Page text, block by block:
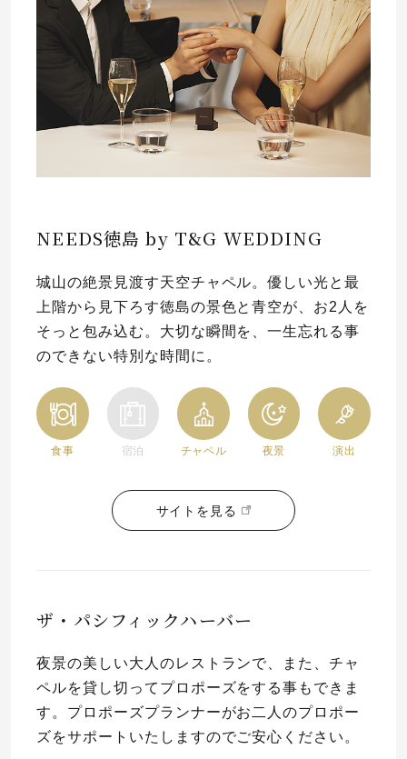
NEEDS徳島 by T&G WEDDING
城山の絶景見渡す天空チャペル。優しい光と最
上階から見下ろす徳島の景色と青空が、お2人を
そっと包み込む。大切な瞬間を、一生忘れる事
のできない特別な時間に。
食事 宿泊 チャペル 夜景 演出
サイトを見る
ザ・パシフィックハーバー
夜景の美しい大人のレストランで、また、チャ
ペルを貸し切ってプロポーズをする事もできま
す。プロポーズプランナーがお二人のプロポー
ズをサポートいたしますのでご安心ください。
おすすめの婚約指輪
パーフェクトプロポーズリング®
プロポーズシチュエーション診断
プロポーズ意識調査結果一覧
婚約指輪選び方ガイド
ダイヤモンドの品質とは？
プロポーズの方法
場所
言葉
ニュース
婚約指輪のご購入と
プロポーズのご相談
I-PRIMO公式オンラインショップ